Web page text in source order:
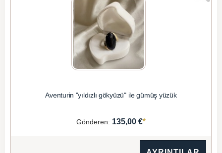
Aventurin "yıldızlı gökyüzü" ile gümüş yüzük
Gönderen: 135,00 €*